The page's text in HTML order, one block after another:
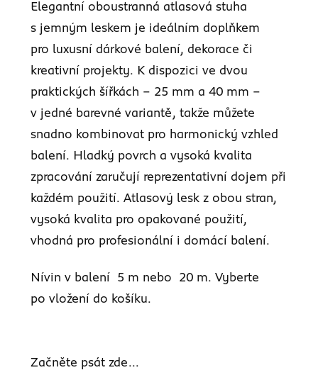
Elegantní oboustranná atlasová stuha
s jemným leskem je ideálním doplňkem
pro luxusní dárkové balení, dekorace či
kreativní projekty. K dispozici ve dvou
praktických šířkách – 25 mm a 40 mm –
v jedné barevné variantě, takže můžete
snadno kombinovat pro harmonický vzhled
balení. Hladký povrch a vysoká kvalita
zpracování zaručují reprezentativní dojem při
každém použití. Atlasový lesk z obou stran,
vysoká kvalita pro opakované použití,
vhodná pro profesionální i domácí balení.
Nívin v balení 5 m nebo 20 m. Vyberte
po vložení do košíku.
Začněte psát zde...